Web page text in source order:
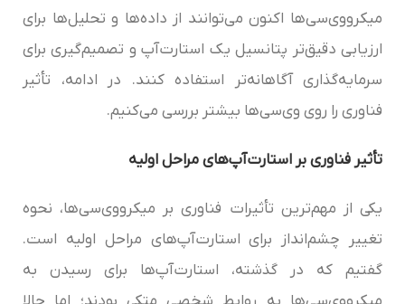
میکرو‌وی‌سی‌‌ها اکنون می‌توانند از داده‌ها و تحلیل‌ها برای
ارزیابی دقیق‌تر پتانسیل یک استارت‌آپ و تصمیم‌گیری برای
سرمایه‌گذاری آگاهانه‌تر استفاده کنند. در ادامه، تأثیر
فناوری را روی وی‌سی‌ها بیشتر بررسی می‌کنیم.
تأثیر فناوری بر استارت‌آپ‌های مراحل اولیه
یکی از مهم‌ترین تأثیرات فناوری بر میکرو‌وی‌سی‌‌ها، نحوه
تغییر چشم‌انداز برای استارت‌آپ‌های مراحل اولیه است.
گفتیم که در گذشته، استارت‌آپ‌ها برای رسیدن به